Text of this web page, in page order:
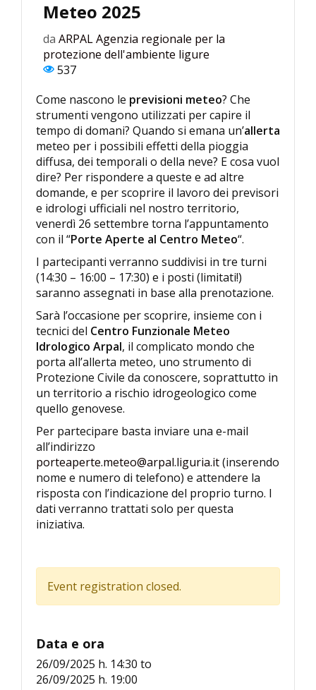
Meteo 2025
da ARPAL Agenzia regionale per la
protezione dell'ambiente ligure
537
Come nascono le previsioni meteo? Che
strumenti vengono utilizzati per capire il
tempo di domani? Quando si emana un’allerta
meteo per i possibili effetti della pioggia
diffusa, dei temporali o della neve? E cosa vuol
dire? Per rispondere a queste e ad altre
domande, e per scoprire il lavoro dei previsori
e idrologi ufficiali nel nostro territorio,
venerdì 26 settembre torna l’appuntamento
con il “Porte Aperte al Centro Meteo“.
I partecipanti verranno suddivisi in tre turni
(14:30 – 16:00 – 17:30) e i posti (limitati!)
saranno assegnati in base alla prenotazione.
Sarà l’occasione per scoprire, insieme con i
tecnici del Centro Funzionale Meteo
Idrologico Arpal, il complicato mondo che
porta all’allerta meteo, uno strumento di
Protezione Civile da conoscere, soprattutto in
un territorio a rischio idrogeologico come
quello genovese.
Per partecipare basta inviare una e-mail
all’indirizzo
porteaperte.meteo@arpal.liguria.it(inserendo
nome e numero di telefono) e attendere la
risposta con l’indicazione del proprio turno. I
dati verranno trattati solo per questa
iniziativa.
Event registration closed.
Data e ora
26/09/2025 h. 14:30 to
26/09/2025 h. 19:00